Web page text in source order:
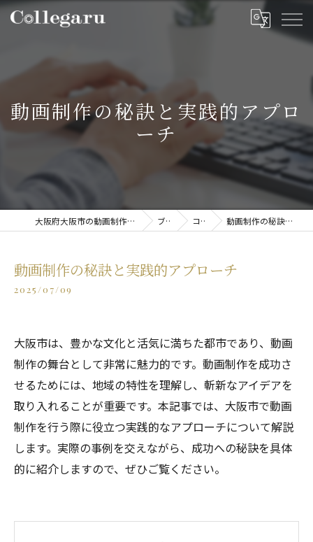
動画制作の秘訣と実践的アプロ
ーチ
大阪府大阪市の動画制作・映像制作ならCollegaru ブログ コラム 動画制作の秘訣と実践的アプローチ
動画制作の秘訣と実践的アプローチ
2025/07/09
大阪市は、豊かな文化と活気に満ちた都市であり、動画
制作の舞台として非常に魅力的です。動画制作を成功さ
せるためには、地域の特性を理解し、斬新なアイデアを
取り入れることが重要です。本記事では、大阪市で動画
制作を行う際に役立つ実践的なアプローチについて解説
します。実際の事例を交えながら、成功への秘訣を具体
的に紹介しますので、ぜひご覧ください。